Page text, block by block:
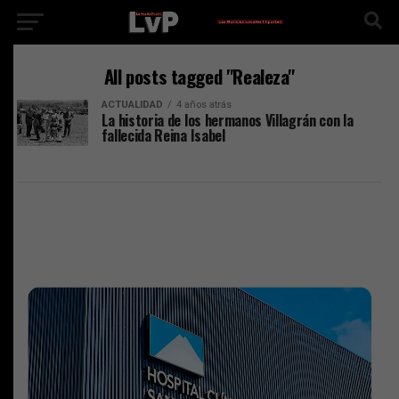
All posts tagged "Realeza"
ACTUALIDAD 4 años atrás
La historia de los hermanos Villagrán con la
fallecida Reina Isabel